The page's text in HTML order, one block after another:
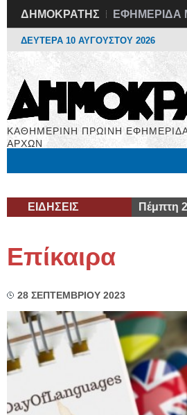
ΔΗΜΟΚΡΑΤΗΣ ΕΦΗΜΕΡΙΔΑ
ΔΕΥΤΕΡΑ 10 ΑΥΓΟΥΣΤΟΥ 2026
ΚΑΘΗΜΕΡΙΝΗ ΠΡΩΙΝΗ
ΑΡΧΩΝ
ΕΙΔΗΣΕΙΣ Πέμπτη
Επίκαιρα
28 ΣΕΠΤΕΜΒΡΙΟΥ 2023